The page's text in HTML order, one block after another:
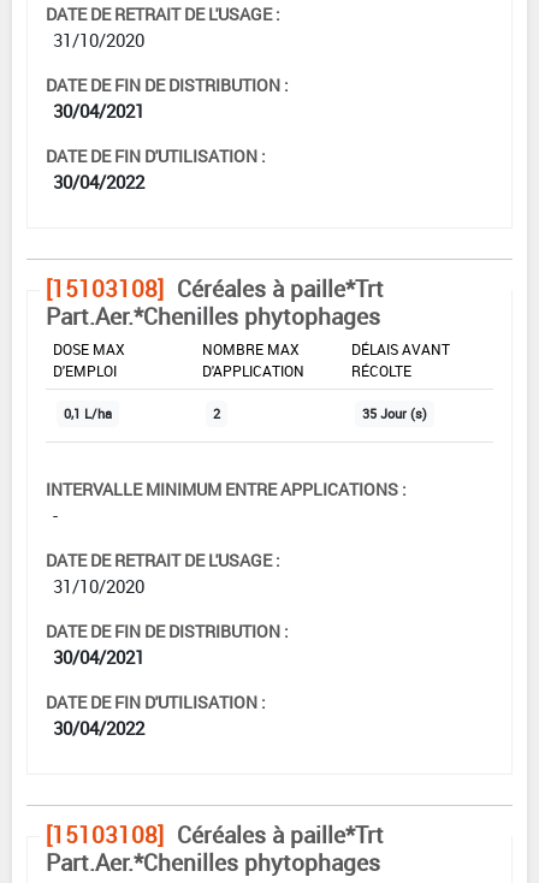
DATE DE RETRAIT DE L'USAGE :
31/10/2020
DATE DE FIN DE DISTRIBUTION :
30/04/2021
DATE DE FIN D'UTILISATION :
30/04/2022
[15103108] Céréales à paille*Trt
Part.Aer.*Chenilles phytophages
DOSE MAX
D'EMPLOI
NOMBRE MAX
D'APPLICATION
DÉLAIS AVANT
RÉCOLTE
0,1 L/ha 2 35 Jour (s)
INTERVALLE MINIMUM ENTRE APPLICATIONS :
-
DATE DE RETRAIT DE L'USAGE :
31/10/2020
DATE DE FIN DE DISTRIBUTION :
30/04/2021
DATE DE FIN D'UTILISATION :
30/04/2022
[15103108] Céréales à paille*Trt
Part.Aer.*Chenilles phytophages